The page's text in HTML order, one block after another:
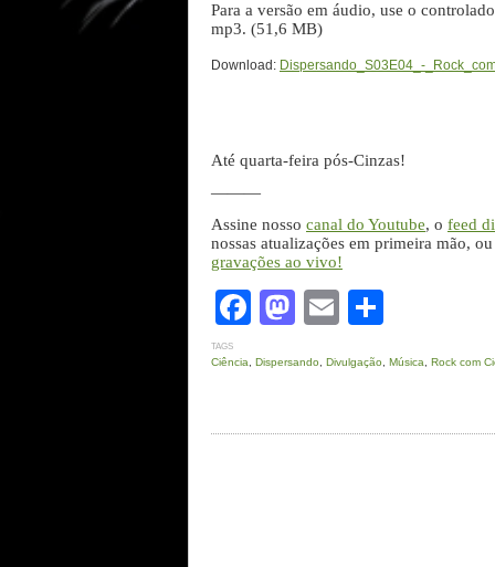
Para a versão em áudio, use o
mp3. (51,6 MB)
Download: Dispersando_S03E04_-
Até quarta-feira pós-Cinzas!
———
Assine nosso canal do Youtube, o feed
nossas atualizações em primeira mão, ou
gravações ao vivo!
Facebook
Mastodon
Email
TAGS
Ciência Dispersando Divulgação Música Rock com